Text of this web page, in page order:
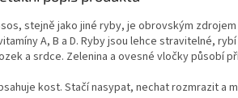
stejně jako jiné ryby, je obrovským
A, B a D. Ryby jsou lehce stravitelné,
a srdce. Zelenina a ovesné vločky působí
kost. Stačí nasypat, nechat rozmrazit a